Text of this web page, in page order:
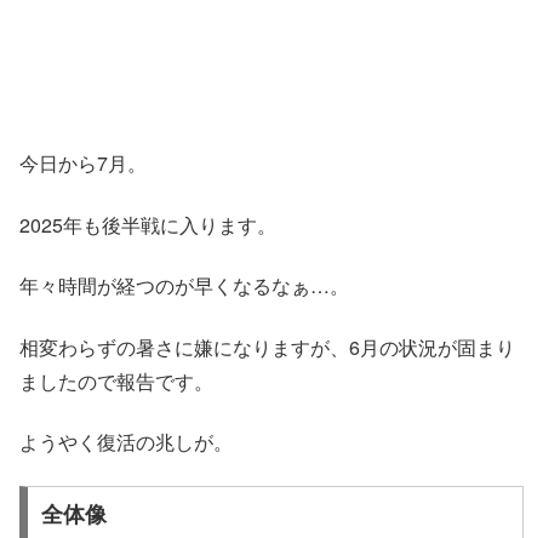
今日から7月。
2025年も後半戦に入ります。
年々時間が経つのが早くなるなぁ…。
相変わらずの暑さに嫌になりますが、6月の状況が固まり
ましたので報告です。
ようやく復活の兆しが。
全体像